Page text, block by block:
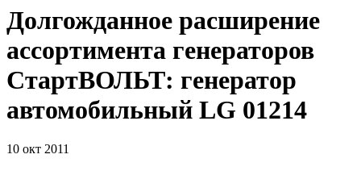
Долгожданное расширение
ассортимента генераторов
СтартВОЛЬТ: генератор
автомобильный LG 01214
10 окт 2011